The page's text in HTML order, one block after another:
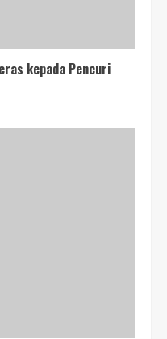
kepada Pencuri